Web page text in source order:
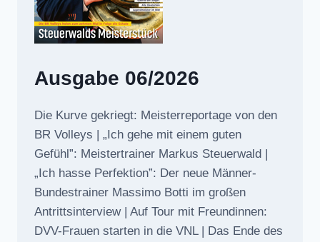
Ausgabe 06/2026
Die Kurve gekriegt: Meisterreportage von den
BR Volleys | „Ich gehe mit einem guten
Gefühl”: Meistertrainer Markus Steuerwald |
„Ich hasse Perfektion”: Der neue Männer-
Bundestrainer Massimo Botti im großen
Antrittsinterview | Auf Tour mit Freundinnen:
DVV-Frauen starten in die VNL | Das Ende des